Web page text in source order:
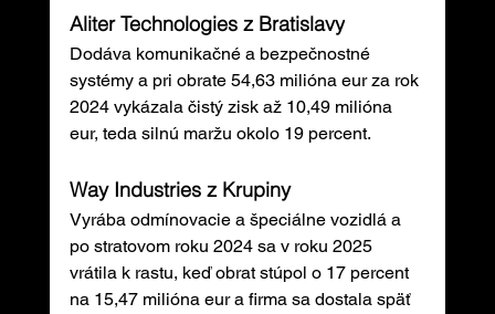
Aliter Technologies z Bratislavy
Dodáva komunikačné a bezpečnostné
systémy a pri obrate 54,63 milióna eur za rok
2024 vykázala čistý zisk až 10,49 milióna
eur, teda silnú maržu okolo 19 percent.
Way Industries z Krupiny
Vyrába odmínovacie a špeciálne vozidlá a
po stratovom roku 2024 sa v roku 2025
vrátila k rastu, keď obrat stúpol o 17 percent
na 15,47 milióna eur a firma sa dostala späť